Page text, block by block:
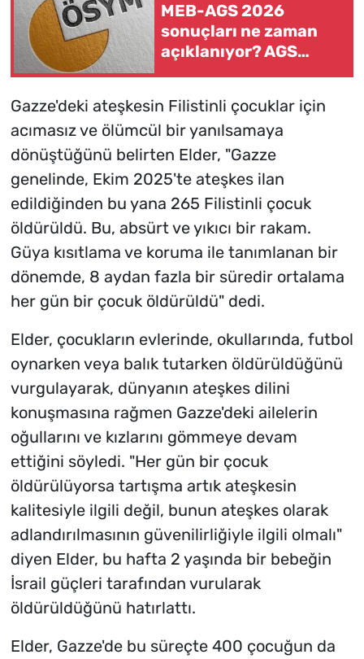
MEB-AGS 2026
sonuçları ne zaman
açıklanıyor? AGS
takvimi
Gazze'deki ateşkesin Filistinli çocuklar için
acımasız ve ölümcül bir yanılsamaya
dönüştüğünü belirten Elder, "Gazze
genelinde, Ekim 2025'te ateşkes ilan
edildiğinden bu yana 265 Filistinli çocuk
öldürüldü. Bu, absürt ve yıkıcı bir rakam.
Güya kısıtlama ve koruma ile tanımlanan bir
dönemde, 8 aydan fazla bir süredir ortalama
her gün bir çocuk öldürüldü" dedi.
Elder, çocukların evlerinde, okullarında, futbol
oynarken veya balık tutarken öldürüldüğünü
vurgulayarak, dünyanın ateşkes dilini
konuşmasına rağmen Gazze'deki ailelerin
oğullarını ve kızlarını gömmeye devam
ettiğini söyledi. "Her gün bir çocuk
öldürülüyorsa tartışma artık ateşkesin
kalitesiyle ilgili değil, bunun ateşkes olarak
adlandırılmasının güvenilirliğiyle ilgili olmalı"
diyen Elder, bu hafta 2 yaşında bir bebeğin
İsrail güçleri tarafından vurularak
öldürüldüğünü hatırlattı.
Elder, Gazze'de bu süreçte 400 çocuğun da